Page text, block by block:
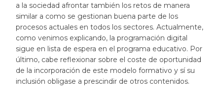
a la sociedad afrontar también los retos de manera
similar a como se gestionan buena parte de los
procesos actuales en todos los sectores. Actualmente,
como venimos explicando, la programación digital
sigue en lista de espera en el programa educativo. Por
último, cabe reflexionar sobre el coste de oportunidad
de la incorporación de este modelo formativo y sí su
inclusión obligase a prescindir de otros contenidos.